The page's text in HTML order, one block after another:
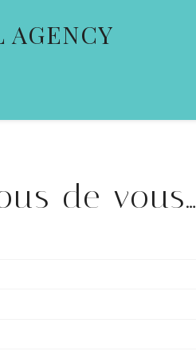
AGENCY
de vous…